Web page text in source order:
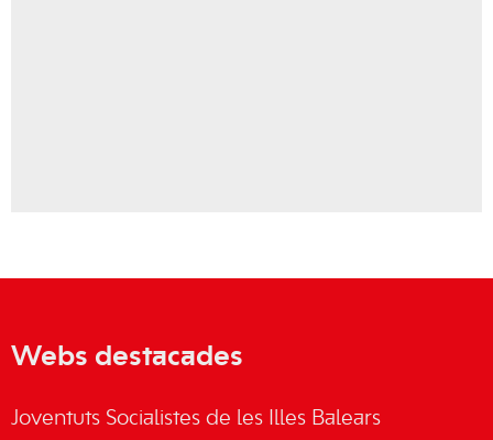
Webs destacades
Joventuts Socialistes de les Illes Balears